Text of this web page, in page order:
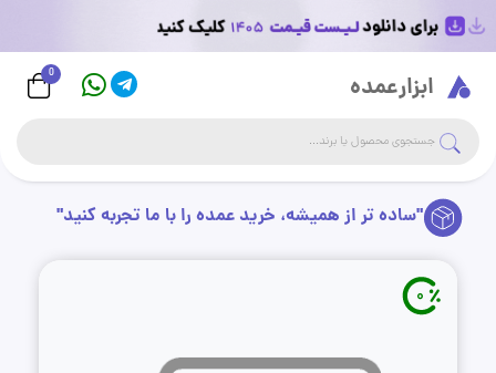
ابزارعمده 0
جستجوی فروشگاه
"ساده تر از همیشه، خرید عمده را با ما تجربه کنید"
0